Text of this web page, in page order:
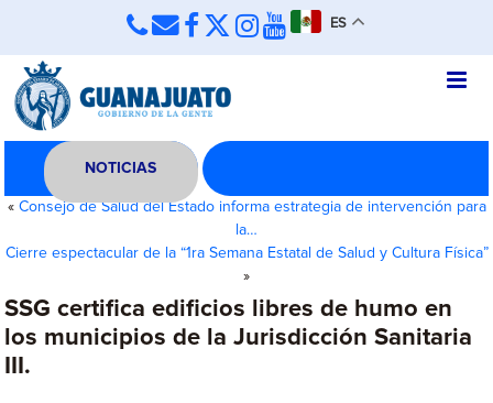
ES
NOTICIAS
« Consejo de Salud del Estado informa estrategia de intervención para
la…
Cierre espectacular de la “1ra Semana Estatal de Salud y Cultura Física”
»
SSG certifica edificios libres de humo en
los municipios de la Jurisdicción Sanitaria
III.